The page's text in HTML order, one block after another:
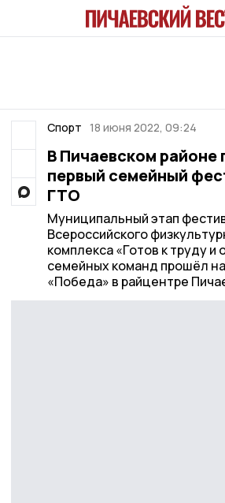
Спорт 18 июня 2022, 09:24
В Пичаевском районе
первый семейный
ГТО
Муниципальный этап
Всероссийского
комплекса «Готов к труду и
семейных команд прошёл
«Победа» в райцентре